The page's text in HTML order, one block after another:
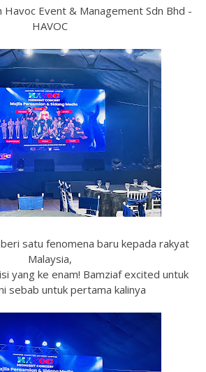
Havoc Event & Management Sdn Bhd -
HAVOC
satu fenomena baru kepada rakyat
Malaysia,
yang ke enam! Bamziaf excited untuk
sebab untuk pertama kalinya